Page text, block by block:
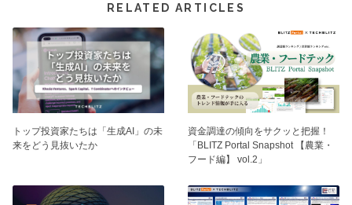
RELATED ARTICLES
トップ投資家たちは「生成AI」の未
来をどう見抜いたか
資⾦調達の傾向をサクッと把握！
「BLITZ Portal Snapshot 【農業・
フード編】 vol.2」